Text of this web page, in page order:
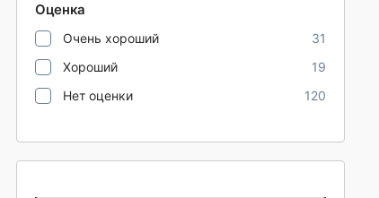
Оценка
Очень хороший
31
Хороший
19
Нет оценки
120